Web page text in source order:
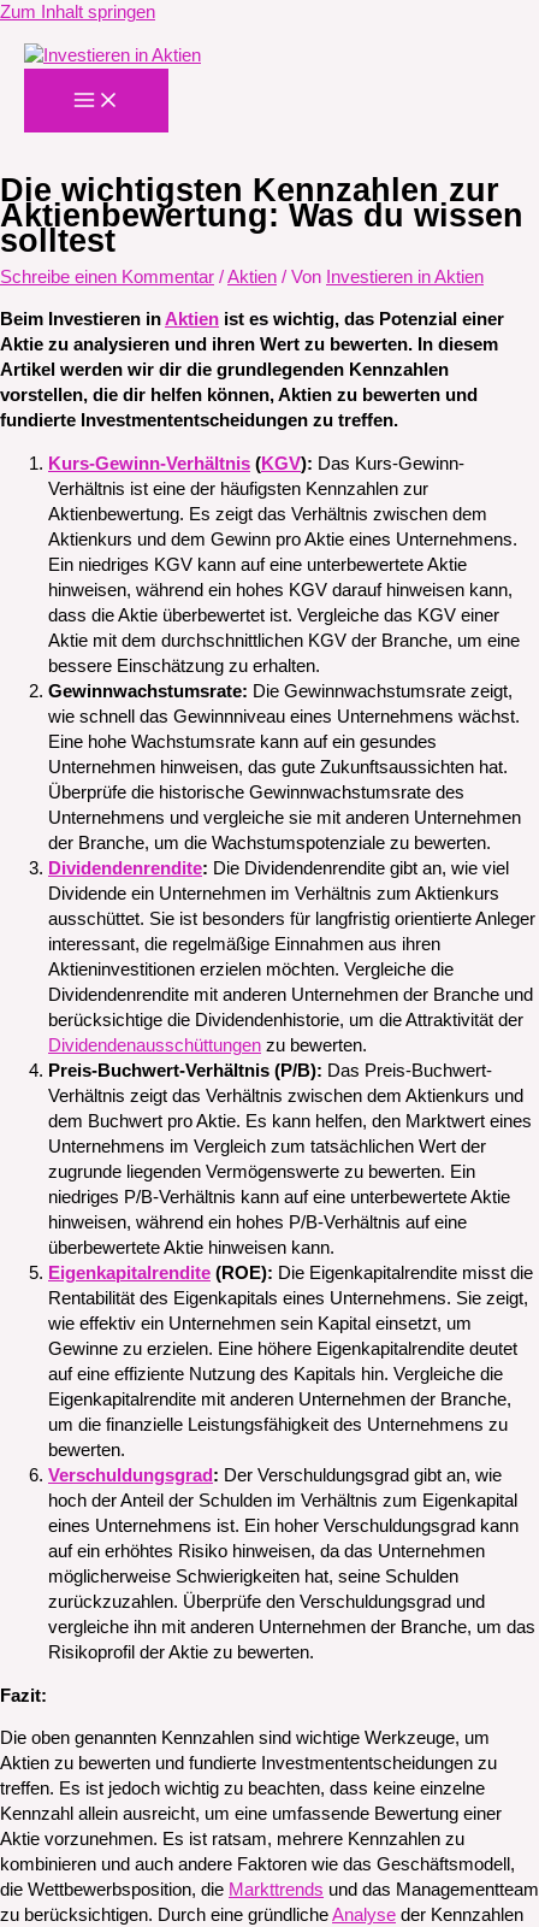
Zum Inhalt springen
Die wichtigsten Kennzahlen zur
Aktienbewertung: Was du wissen
solltest
Schreibe einen Kommentar /Aktien / Von Investieren in Aktien
Beim Investieren inAktien ist es wichtig, das Potenzial einer
Aktie zu analysieren und ihren Wert zu bewerten. In diesem
Artikel werden wir dir die grundlegenden Kennzahlen
vorstellen, die dir helfen können, Aktien zu bewerten und
fundierte Investmententscheidungen zu treffen.
Kurs-Gewinn-Verhältnis (KGV): Das Kurs-Gewinn-
Verhältnis ist eine der häufigsten Kennzahlen zur
Aktienbewertung. Es zeigt das Verhältnis zwischen dem
Aktienkurs und dem Gewinn pro Aktie eines Unternehmens.
Ein niedriges KGV kann auf eine unterbewertete Aktie
hinweisen, während ein hohes KGV darauf hinweisen kann,
dass die Aktie überbewertet ist. Vergleiche das KGV einer
Aktie mit dem durchschnittlichen KGV der Branche, um eine
bessere Einschätzung zu erhalten.
Gewinnwachstumsrate: Die Gewinnwachstumsrate zeigt,
wie schnell das Gewinnniveau eines Unternehmens wächst.
Eine hohe Wachstumsrate kann auf ein gesundes
Unternehmen hinweisen, das gute Zukunftsaussichten hat.
Überprüfe die historische Gewinnwachstumsrate des
Unternehmens und vergleiche sie mit anderen Unternehmen
der Branche, um die Wachstumspotenziale zu bewerten.
Dividendenrendite: Die Dividendenrendite gibt an, wie viel
Dividende ein Unternehmen im Verhältnis zum Aktienkurs
ausschüttet. Sie ist besonders für langfristig orientierte Anleger
interessant, die regelmäßige Einnahmen aus ihren
Aktieninvestitionen erzielen möchten. Vergleiche die
Dividendenrendite mit anderen Unternehmen der Branche und
berücksichtige die Dividendenhistorie, um die Attraktivität der
Dividendenausschüttungen zu bewerten.
Preis-Buchwert-Verhältnis (P/B): Das Preis-Buchwert-
Verhältnis zeigt das Verhältnis zwischen dem Aktienkurs und
dem Buchwert pro Aktie. Es kann helfen, den Marktwert eines
Unternehmens im Vergleich zum tatsächlichen Wert der
zugrunde liegenden Vermögenswerte zu bewerten. Ein
niedriges P/B-Verhältnis kann auf eine unterbewertete Aktie
hinweisen, während ein hohes P/B-Verhältnis auf eine
überbewertete Aktie hinweisen kann.
Eigenkapitalrendite (ROE): Die Eigenkapitalrendite misst die
Rentabilität des Eigenkapitals eines Unternehmens. Sie zeigt,
wie effektiv ein Unternehmen sein Kapital einsetzt, um
Gewinne zu erzielen. Eine höhere Eigenkapitalrendite deutet
auf eine effiziente Nutzung des Kapitals hin. Vergleiche die
Eigenkapitalrendite mit anderen Unternehmen der Branche,
um die finanzielle Leistungsfähigkeit des Unternehmens zu
bewerten.
Verschuldungsgrad : Der Verschuldungsgrad gibt an, wie
hoch der Anteil der Schulden im Verhältnis zum Eigenkapital
eines Unternehmens ist. Ein hoher Verschuldungsgrad kann
auf ein erhöhtes Risiko hinweisen, da das Unternehmen
möglicherweise Schwierigkeiten hat, seine Schulden
zurückzuzahlen. Überprüfe den Verschuldungsgrad und
vergleiche ihn mit anderen Unternehmen der Branche, um das
Risikoprofil der Aktie zu bewerten.
Fazit:
Die oben genannten Kennzahlen sind wichtige Werkzeuge, um
Aktien zu bewerten und fundierte Investmententscheidungen zu
treffen. Es ist jedoch wichtig zu beachten, dass keine einzelne
Kennzahl allein ausreicht, um eine umfassende Bewertung einer
Aktie vorzunehmen. Es ist ratsam, mehrere Kennzahlen zu
kombinieren und auch andere Faktoren wie das Geschäftsmodell,
die Wettbewerbsposition, die Markttrends und das Managementteam
zu berücksichtigen. Durch eine gründlicheAnalyse der Kennzahlen